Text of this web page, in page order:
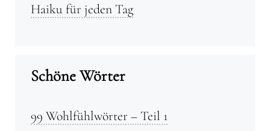
Haiku für jeden Tag
Schöne Wörter
99 Wohlfühlwörter – Teil 1